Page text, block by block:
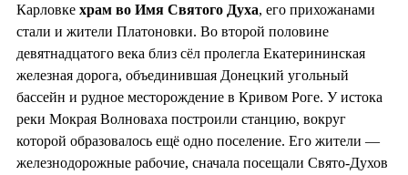
Карловке храм во Имя Святого Духа, его прихожанами
стали и жители Платоновки. Во второй половине
девятнадцатого века близ сёл пролегла Екатерининская
железная дорога, объединившая Донецкий угольный
бассейн и рудное месторождение в Кривом Роге. У истока
реки Мокрая Волноваха построили станцию, вокруг
которой образовалось ещё одно поселение. Его жители —
железнодорожные рабочие, сначала посещали Свято-Духов